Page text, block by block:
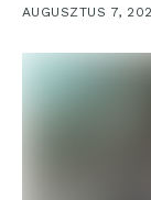
AUGUSZTUS 7,